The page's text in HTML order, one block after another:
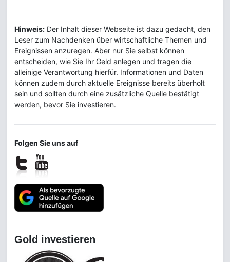
Hinweis: Der Inhalt dieser Webseite ist dazu gedacht, den
Leser zum Nachdenken über wirtschaftliche Themen und
Ereignissen anzuregen. Aber nur Sie selbst können
entscheiden, wie Sie Ihr Geld anlegen und tragen die
alleinige Verantwortung hierfür. Informationen und Daten
können zudem durch aktuelle Ereignisse bereits überholt
sein und sollten durch eine zusätzliche Quelle bestätigt
werden, bevor Sie investieren.
Folgen Sie uns auf
Gold investieren